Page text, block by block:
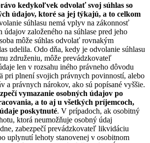
kedykoľvek odvolať svoj súhlas so
údajov, ktoré sa jej týkajú, a to celkom
súhlasu nemá vplyv na zákonnosť
údajov založeného na súhlase pred jeho
môže súhlas odvolať rovnakým
udelila. Odo dňa, kedy je odvolanie súhlasu
združeniu, môže prevádzkovateľ
len v rozsahu iného právneho dôvodu
pri plnení svojich právnych povinností, alebo
a právnych nárokov, ako sú popísané vyššie.
vymazanie osobných údajov po
a to aj u všetkých príjemcoch,
poskytnuté. V prípadoch, ak osobitný
ktorá neumožňuje osobný údaj
zabezpečí prevádzkovateľ likvidáciu
uplynutí lehoty stanovenej v osobitnom